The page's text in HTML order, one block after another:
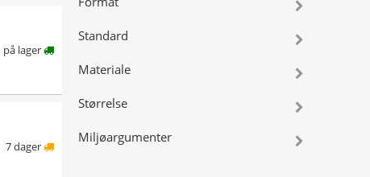
på lager
7 dager
Standard
Materiale
Størrelse
Miljøargumenter